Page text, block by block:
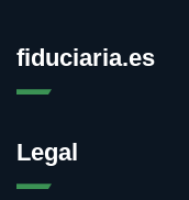
fiduciaria.es
Legal